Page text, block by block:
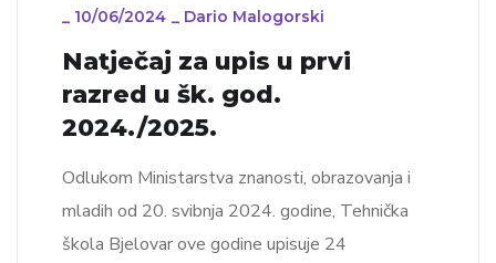
_ 10/06/2024 _ Dario Malogorski
Natječaj za upis u prvi
razred u šk. god.
2024./2025.
Odlukom Ministarstva znanosti, obrazovanja i
mladih od 20. svibnja 2024. godine, Tehnička
škola Bjelovar ove godine upisuje 24